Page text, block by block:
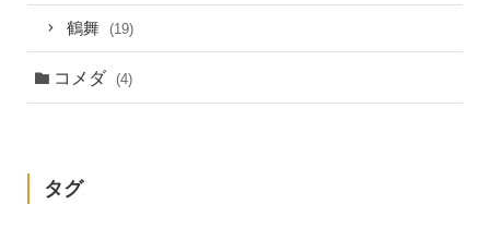
鶴舞 (19)
コメダ (4)
タグ